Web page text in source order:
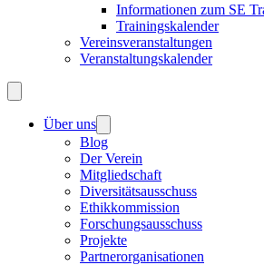
Informationen zum SE
Trainingskalender
Vereinsveranstaltungen
Veranstaltungskalender
Über uns
Blog
Der Verein
Mitgliedschaft
Diversitätsausschuss
Ethikkommission
Forschungsausschuss
Projekte
Partnerorganisationen